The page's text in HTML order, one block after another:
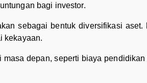
bagi investor.
sebagai bentuk diversifikasi
kekayaan.
depan, seperti biaya